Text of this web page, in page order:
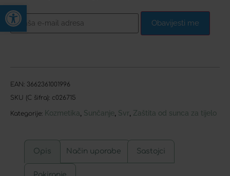
Open toolbar
Obavijesti me
EAN: 3662361001996
SKU (C šifra): c026715
Kategorije: Kozmetika Sunčanje Svr Zaštita od sunca za tijelo
Opis Način uporabe Sastojci